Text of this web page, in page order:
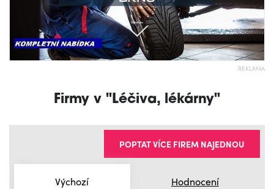
REKLAMA
Firmy v "Léčiva, lékárny"
Výchozí Hodnocení
POPTAT VÍCE FIREM NAJEDNOU